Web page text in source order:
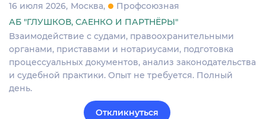
16 июля 2026 Москва
Профсоюзная
АБ "ГЛУШКОВ, САЕНКО И ПАРТНЁРЫ"
Взаимодействие с судами, правоохранительными
органами, приставами и нотариусами, подготовка
процессуальных документов, анализ законодательства
и судебной практики. Опыт не требуется. Полный
день.
Откликнуться